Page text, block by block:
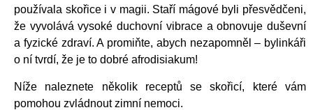
používala skořice i v magii. Staří mágové byli přesvědčeni,
že vyvolává vysoké duchovní vibrace a obnovuje duševní
a fyzické zdraví. A promiňte, abych nezapomněl – bylinkáři
o ní tvrdí, že je to dobré afrodisiakum!
Níže naleznete několik receptů se skořicí, které vám
pomohou zvládnout zimní nemoci.